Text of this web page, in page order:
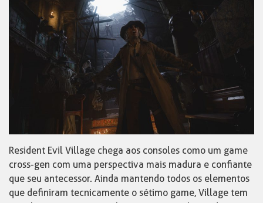
Resident Evil Village chega aos consoles como um game
cross-gen com uma perspectiva mais madura e confiante
que seu antecessor. Ainda mantendo todos os elementos
que definiram tecnicamente o sétimo game, Village tem